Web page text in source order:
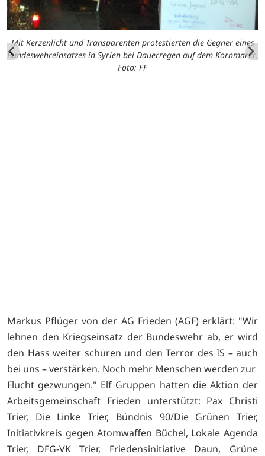
Mit Kerzenlicht und Transparenten protestierten die Gegner eines
Bundeswehreinsatzes in Syrien bei Dauerregen auf dem Kornmarkt.
Foto: FF
Markus Pflüger von der AG Frieden (AGF) erklärt: "Wir
lehnen den Kriegseinsatz der Bundeswehr ab, er wird
den Hass weiter schüren und den Terror des IS – auch
bei uns – verstärken. Noch mehr Menschen werden zur
Flucht gezwungen." Elf Gruppen hatten die Aktion der
Arbeitsgemeinschaft Frieden unterstützt: Pax Christi
Trier, Die Linke Trier, Bündnis 90/Die Grünen Trier,
Initiativkreis gegen Atomwaffen Büchel, Lokale Agenda
Trier, DFG-VK Trier, Friedensinitiative Daun, Grüne